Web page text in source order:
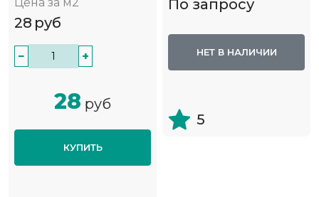
28 руб
− +
28 руб
КУПИТЬ
По запросу
НЕТ В НАЛИЧИИ
5